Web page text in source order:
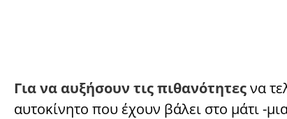
Για να αυξήσουν τις πιθανότητεςνα
αυτοκίνητο που έχουν βάλει στο μάτι -